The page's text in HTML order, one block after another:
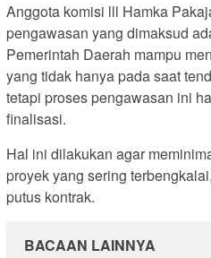
Anggota komisi lll Hamka
pengawasan yang dimaksud
Pemerintah Daerah mampu
yang tidak hanya pada saat
tetapi proses pengawasan ini
finalisasi.
Hal ini dilakukan agar
proyek yang sering
putus kontrak.
BACAAN LAINNYA